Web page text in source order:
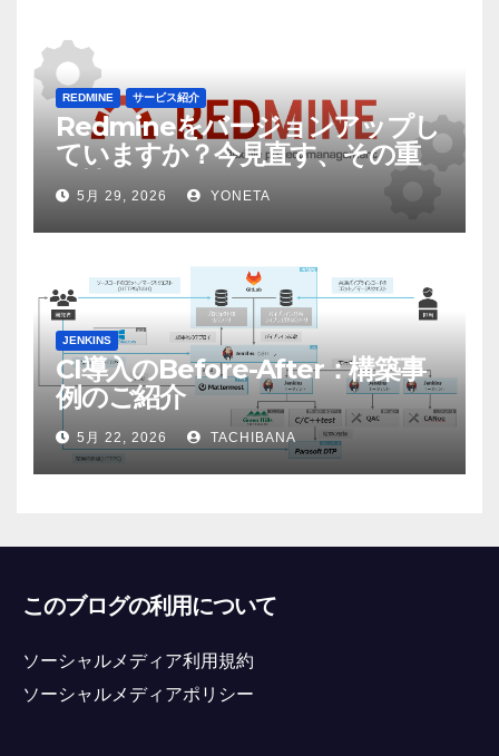
REDMINE サービス紹介
Redmineをバージョンアップし
ていますか？今見直す、その重
要性5月 29, 2026 YONETA
JENKINS
CI導入のBefore-After：構築事
例のご紹介
5月 22, 2026 TACHIBANA
このブログの利用について
ソーシャルメディア利用規約
ソーシャルメディアポリシー